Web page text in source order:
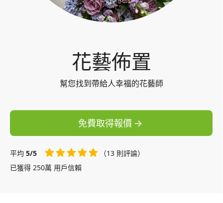
花藝佈置
幫您找到帶給人幸福的花藝師
免費取得報價
平均 5/5
（13 則評論）
已獲得 250萬 用戶信賴